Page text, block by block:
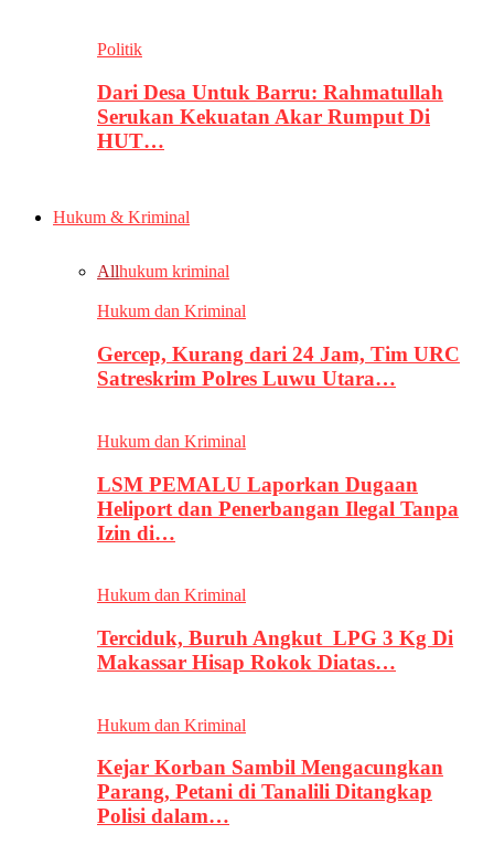
Politik
Dari Desa Untuk Barru: Rahmatullah
Serukan Kekuatan Akar Rumput Di
HUT…
Hukum & Kriminal
Allhukum kriminal
Hukum dan Kriminal
Gercep, Kurang dari 24 Jam, Tim URC
Satreskrim Polres Luwu Utara…
Hukum dan Kriminal
LSM PEMALU Laporkan Dugaan
Heliport dan Penerbangan Ilegal Tanpa
Izin di…
Hukum dan Kriminal
Terciduk, Buruh Angkut LPG 3 Kg Di
Makassar Hisap Rokok Diatas…
Hukum dan Kriminal
Kejar Korban Sambil Mengacungkan
Parang, Petani di Tanalili Ditangkap
Polisi dalam…